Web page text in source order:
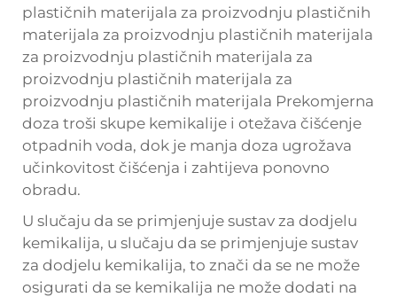
plastičnih materijala za proizvodnju plastičnih
materijala za proizvodnju plastičnih materijala
za proizvodnju plastičnih materijala za
proizvodnju plastičnih materijala za
proizvodnju plastičnih materijala Prekomjerna
doza troši skupe kemikalije i otežava čišćenje
otpadnih voda, dok je manja doza ugrožava
učinkovitost čišćenja i zahtijeva ponovno
obradu.
U slučaju da se primjenjuje sustav za dodjelu
kemikalija, u slučaju da se primjenjuje sustav
za dodjelu kemikalija, to znači da se ne može
osigurati da se kemikalija ne može dodati na